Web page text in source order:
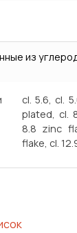
из
cl. 5.6, cl.
plated, cl.
8.8 zinc
flake, cl.